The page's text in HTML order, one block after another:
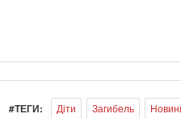
#ТЕГИ: Діти Загибель